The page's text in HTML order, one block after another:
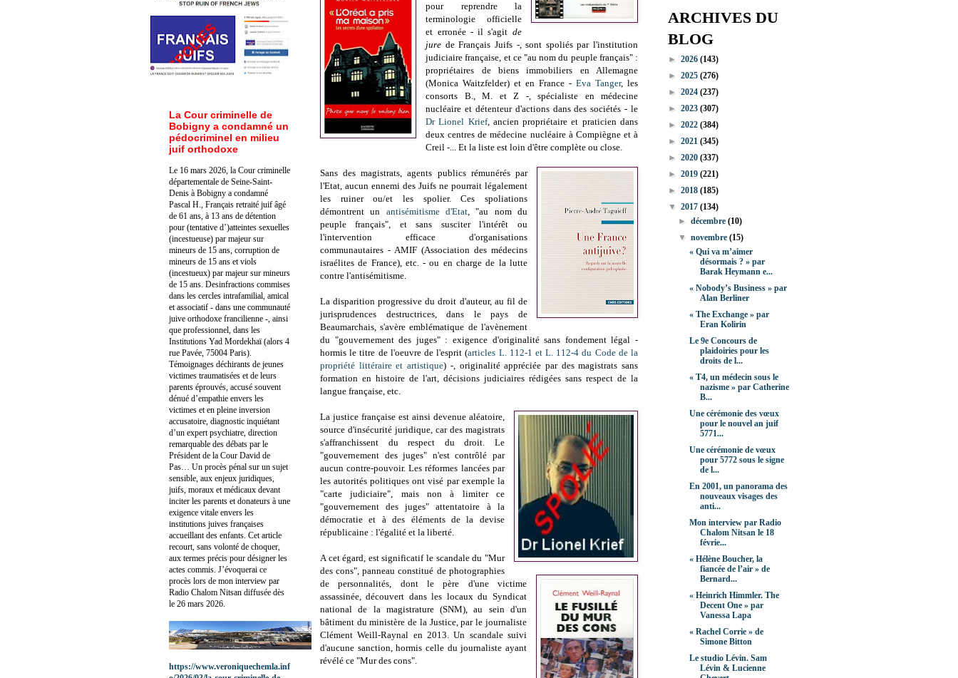
pour reprendre la
terminologie officielle
et erronée - il s'agit de
jure de Français Juifs -, sont spoliés par l'institution
judiciaire française, et ce "au nom du peuple français" :
propriétaires de biens immobiliers en Allemagne
(Monica Waitzfelder) et en France -Eva Tanger, les
consorts B., M. et Z -, spécialiste en médecine
nucléaire et détenteur d'actions dans des sociétés - le
Dr Lionel Krief, ancien propriétaire et praticien dans
deux centres de médecine nucléaire à Compiègne et à
Creil -... Et la liste est loin d'être complète ou close.
Sans des magistrats, agents publics rémunérés par
l'Etat, aucun ennemi des Juifs ne pourrait légalement
les ruiner ou/et les spolier. Ces spoliations
démontrent un antisémitisme d'Etat, "au nom du
peuple français", et sans susciter l'intérêt ou
l'intervention efficace d'organisations
communautaires - AMIF (Association des médecins
israélites de France), etc. - ou en charge de la lutte
contre l'antisémitisme.
La disparition progressive du droit d'auteur, au fil de
jurisprudences destructrices, dans le pays de
Beaumarchais, s'avère emblématique de l'avènement
du "gouvernement des juges" : exigence d'originalité sans fondement légal -
hormis le titre de l'oeuvre de l'esprit (articles L. 112-1 et L. 112-4 du Code de la
propriété littéraire et artistique) -, originalité appréciée par des magistrats sans
formation en histoire de l'art, décisions judiciaires rédigées sans respect de la
langue française, etc.
La justice française est ainsi devenue aléatoire,
source d'insécurité juridique, car des magistrats
s'affranchissent du respect du droit. Le
"gouvernement des juges" n'est contrôlé par
aucun contre-pouvoir. Les réformes lancées par
les autorités politiques ont visé par exemple la
"carte judiciaire", mais non à limiter ce
"gouvernement des juges" attentatoire à la
démocratie et à des éléments de la devise
républicaine : l'égalité et la liberté.
A cet égard, est significatif le scandale du "Mur
des cons", panneau constitué de photographies
de personnalités, dont le père d'une victime
assassinée, découvert dans les locaux du Syndicat
national de la magistrature (SNM), au sein d'un
bâtiment du ministère de la Justice, par le journaliste
Clément Weill-Raynal en 2013. Un scandale suivi
d'aucune sanction, hormis celle du journaliste ayant
révélé ce "Mur des cons".
La Cour criminelle de
Bobigny a condamné un
pédocriminel en milieu
juif orthodoxe
Le 16 mars 2026, la Cour criminelle
départementale de Seine-Saint-
Denis à Bobigny a condamné
Pascal H., Français retraité juif âgé
de 61 ans, à 13 ans de détention
pour (tentative d’)atteintes sexuelles
(incestueuse) par majeur sur
mineurs de 15 ans, corruption de
mineurs de 15 ans et viols
(incestueux) par majeur sur mineurs
de 15 ans. Desinfractions commises
dans les cercles intrafamilial, amical
et associatif - dans une communauté
juive orthodoxe francilienne -, ainsi
que professionnel, dans les
Institutions Yad Mordekhaï (alors 4
rue Pavée, 75004 Paris).
Témoignages déchirants de jeunes
victimes traumatisées et de leurs
parents éprouvés, accusé souvent
dénué d’empathie envers les
victimes et en pleine inversion
accusatoire, diagnostic inquiétant
d’un expert psychiatre, direction
remarquable des débats par le
Président de la Cour David de
Pas… Un procès pénal sur un sujet
sensible, aux enjeux juridiques,
juifs, moraux et médicaux devant
inciter les parents et donateurs à une
exigence vitale envers les
institutions juives françaises
accueillant des enfants. Cet article
recourt, sans volonté de choquer,
aux termes précis pour désigner les
actes commis. J’évoquerai ce
procès lors de mon interview par
Radio Chalom Nitsan diffusée dès
le 26 mars 2026.
https://www.veroniquechemla.inf
ARCHIVES DU
BLOG
► 2026 (143)
► 2025 (276)
► 2024 (237)
► 2023 (307)
► 2022 (384)
► 2021 (345)
► 2020 (337)
► 2019 (221)
► 2018 (185)
▼ 2017 (134)
►décembre(10)
▼novembre(15)
« Qui va m’aimer
désormais ? » par
Barak Heymann e...
« Nobody’s Business » par
Alan Berliner
« The Exchange » par
Eran Kolirin
Le 9e Concours de
plaidoiries pour les
droits de l...
« T4, un médecin sous le
nazisme » par Catherine
B...
Une cérémonie des vœux
pour le nouvel an juif
5771...
Une cérémonie de vœux
pour 5772 sous le signe
de l...
En 2001, un panorama des
nouveaux visages des
anti...
Mon interview par Radio
Chalom Nitsan le 18
févrie...
« Hélène Boucher, la
fiancée de l’air » de
Bernard...
« Heinrich Himmler. The
Decent One » par
Vanessa Lapa
« Rachel Corrie » de
Simone Bitton
Le studio Lévin. Sam
Lévin & Lucienne